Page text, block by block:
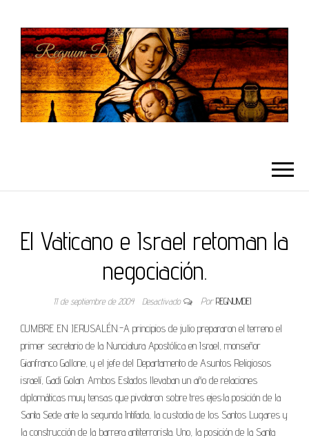
El Vaticano e Israel retoman la
negociación.
11 de septiembre de 2004 Desactivado Por REGNUMDEI
CUMBRE EN JERUSALÉN.-A principios de julio prepararon el terreno el
primer secretario de la Nunciatura Apostólica en Israel, monseñor
Gianfranco Gallone, y el jefe del Departamento de Asuntos Religiosos
israelí, Gadi Golan. Ambos Estados llevaban un año de relaciones
diplomáticas muy tensas que pivotaron sobre tres ejes:la posición de la
Santa Sede ante la segunda Intifada, la custodia de los Santos Lugares y
la construcción de la barrera antiterrorista. Uno, la posición de la Santa